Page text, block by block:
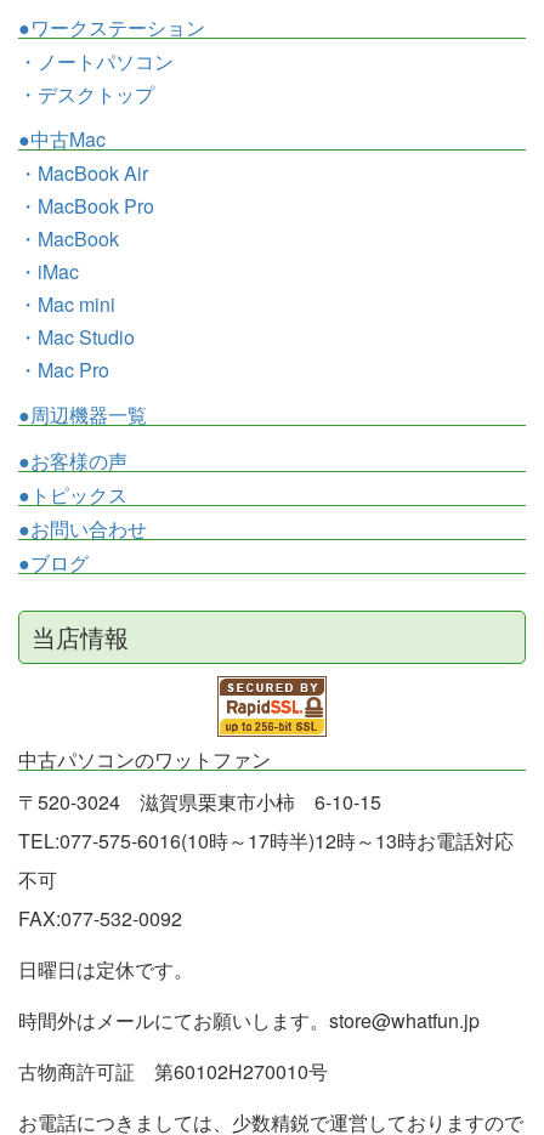
●ワークステーション
・ノートパソコン
・デスクトップ
●中古Mac
・MacBook Air
・MacBook Pro
・MacBook
・iMac
・Mac mini
・Mac Studio
・Mac Pro
●周辺機器一覧
●お客様の声
●トピックス
●お問い合わせ
●ブログ
当店情報
中古パソコンのワットファン
〒520-3024 滋賀県栗東市小柿 6-10-15
TEL:077-575-6016(10時～17時半)12時～13時お電話対応
不可
FAX:077-532-0092
日曜日は定休です。
時間外はメールにてお願いします。store@whatfun.jp
古物商許可証 第60102H270010号
お電話につきましては、少数精鋭で運営しておりますので